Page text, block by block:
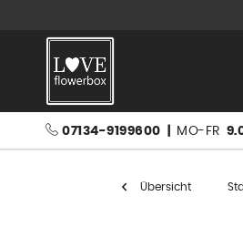
07134-9199600 MO-FR
Übersicht